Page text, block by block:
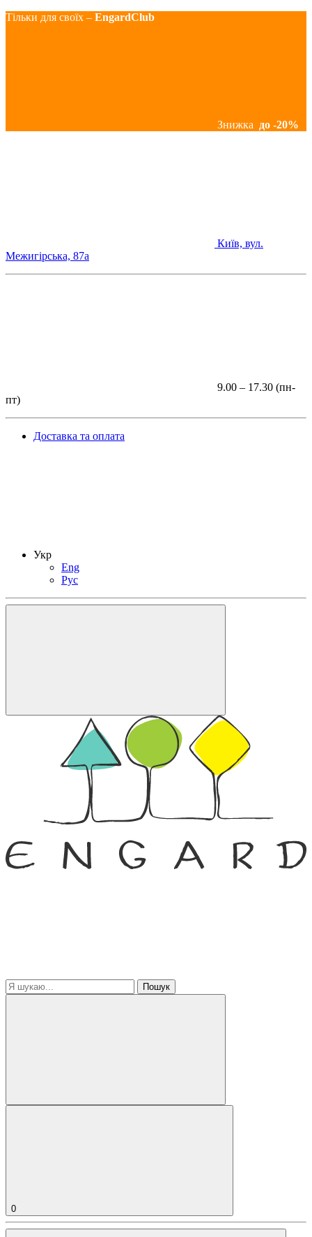
Тільки для своїх – EngardClub
Знижка до -20%
Київ, вул.
Межигірська, 87а
9.00 – 17.30 (пн-
пт)
Доставка та оплата
Укр
Eng
Рус
Пошук
0